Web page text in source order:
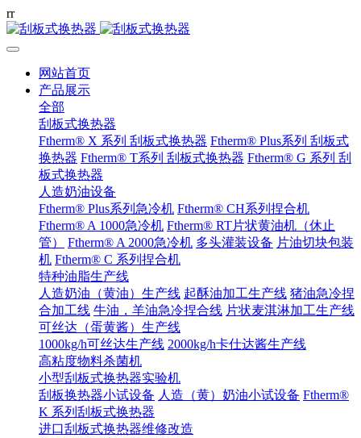
rr
网站首页
产品展示
全部
刮板式换热器
Ftherm® X 系列 刮板式换热器 Ftherm® Plus系列 刮板式
换热器 Ftherm® T系列 刮板式换热器 Ftherm® G 系列 刮
板式换热器
人造奶油设备
Ftherm® Plus系列急冷机 Ftherm® CH系列捏合机
Ftherm® A 1000急冷机 Ftherm® RT片状黄油机（休止
管）
Ftherm® A 2000急冷机 多头灌装设备 片油切块包装
机 Ftherm® C 系列捏合机
特种油脂生产线
人造奶油（黄油）生产线 起酥油加工生产线 猪油急冷捏
合加工线 牛油，羊油急冷捏合线 片状麦淇淋加工生产线
可丝达（蛋黄酱）生产线
1000kg/h可丝达生产线 2000kg/h卡仕达酱生产线
高粘度物料杀菌机
小型刮板式换热器实验机
刮板换热器小试设备 人造（黄）奶油小试设备 Ftherm®
K 系列刮板式换热器
进口刮板式换热器维修改造